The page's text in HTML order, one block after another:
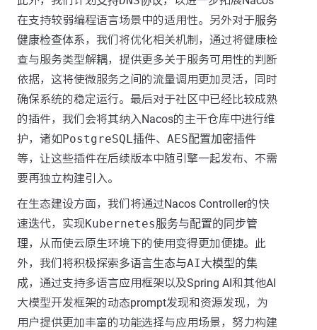
在支持较弱编程语言场景中的适用性。另外对于服务
健康检查体系，我们将优化相关机制，通过将健康检
查与服务类型解耦，提供更多关于服务可用性的判断
依据，这将使微服务之间的流量调用更加灵活，同时
确保系统的稳定运行。最后对于社区中已经比较成熟
的插件，我们会将其纳入Nacos的主干仓库中进行维
护，诸如PostgreSQL插件、 AES配置加密插件
等，让这些插件在后续版本中随引擎一起发布、不需
要再独立构建引入。
在生态建设方面，我们将通过Nacos Controller的快
速迭代，实现Kubernetes服务与配置的同步管
理，从而使云原生环境下的使用变得更加便捷。此
外，我们将积极探索多语言生态与AI大模型的集
成，通过支持多语言应用框架以及Spring AI和其他AI
大模型开发框架的动态prompt发现和资源发现，为
用户提供更加丰富的功能选择与应用场景，努力构建